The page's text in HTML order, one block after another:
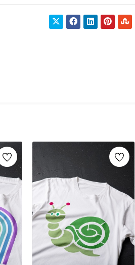
El işi ve ev dekorasyonusevenler için
kullanılabilir. Özel hammaddeden üretilen